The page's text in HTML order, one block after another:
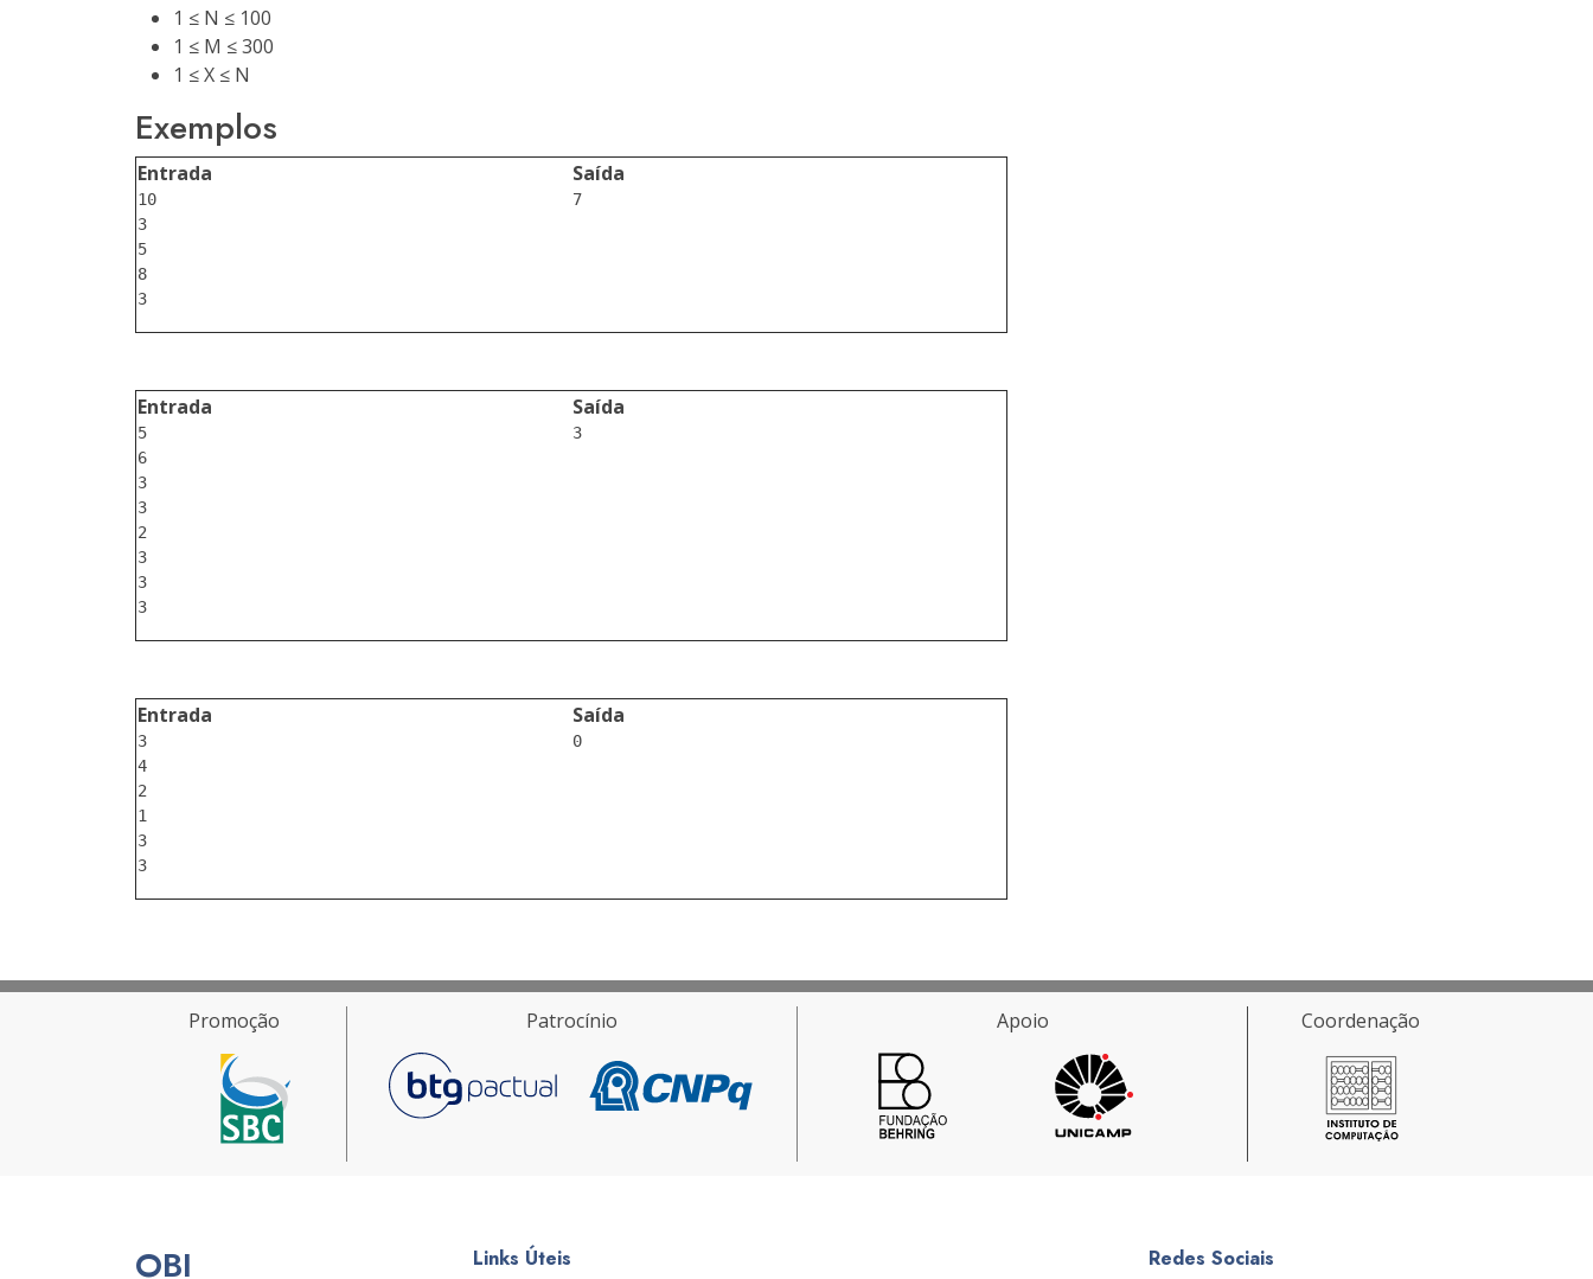
1 ≤ N ≤ 100
1 ≤ M ≤ 300
1 ≤ X ≤ N
Exemplos
Entrada
10
3
5
8
Saída
7
Entrada
5
6
3
3
2
3
3
Saída
3
Entrada
3
4
2
1
3
Saída
0
Promoção Patrocínio Apoio Coordenação
OBI Links Úteis Redes Sociais